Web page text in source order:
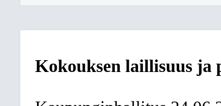
Kokouksen laillisuus ja